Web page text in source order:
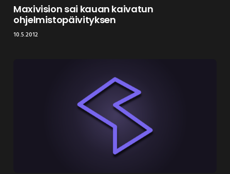
Maxivision sai kauan kaivatun
ohjelmistopäivityksen
10.5.2012